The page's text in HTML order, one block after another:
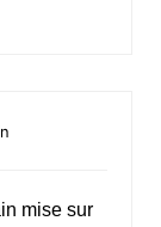
mise sur